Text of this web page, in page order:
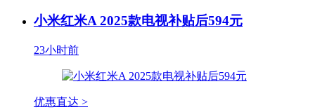
小米红米A 2025款电视补贴后594元
23小时前
优惠直达 >